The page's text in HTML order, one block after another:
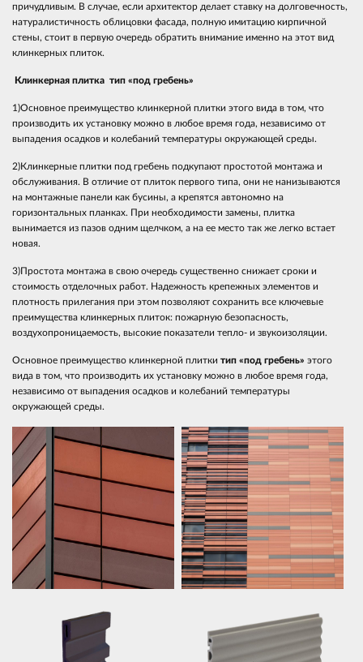
причудливым. В случае, если архитектор делает ставку на долговечность,
натуралистичность облицовки фасада, полную имитацию кирпичной
стены, стоит в первую очередь обратить внимание именно на этот вид
клинкерных плиток.
Клинкерная плитка тип «под гребень»
1)Основное преимущество клинкерной плитки этого вида в том, что
производить их установку можно в любое время года, независимо от
выпадения осадков и колебаний температуры окружающей среды.
2)Клинкерные плитки под гребень подкупают простотой монтажа и
обслуживания. В отличие от плиток первого типа, они не нанизываются
на монтажные панели как бусины, а крепятся автономно на
горизонтальных планках. При необходимости замены, плитка
вынимается из пазов одним щелчком, а на ее место так же легко встает
новая.
3)Простота монтажа в свою очередь существенно снижает сроки и
стоимость отделочных работ. Надежность крепежных элементов и
плотность прилегания при этом позволяют сохранить все ключевые
преимущества клинкерных плиток: пожарную безопасность,
воздухопроницаемость, высокие показатели тепло- и звукоизоляции.
Основное преимущество клинкерной плитки тип «под гребень» этого
вида в том, что производить их установку можно в любое время года,
независимо от выпадения осадков и колебаний температуры
окружающей среды.